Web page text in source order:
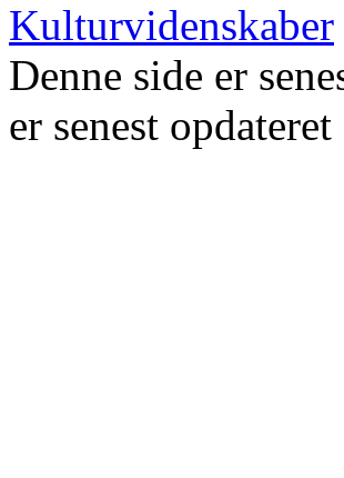
Kulturvidenskaber
Denne side er
er senest